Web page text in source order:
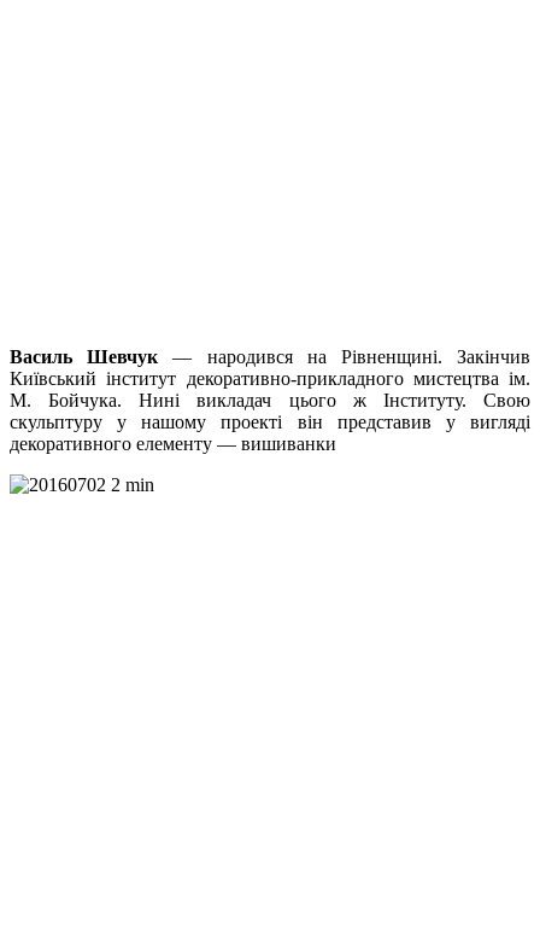
Василь Шевчук — народився на Рівненщині. Закінчив
Київський інститут декоративно-прикладного мистецтва ім.
М. Бойчука. Нині викладач цього ж Інституту. Свою
скульптуру у нашому проекті він представив у вигляді
декоративного елементу — вишиванки